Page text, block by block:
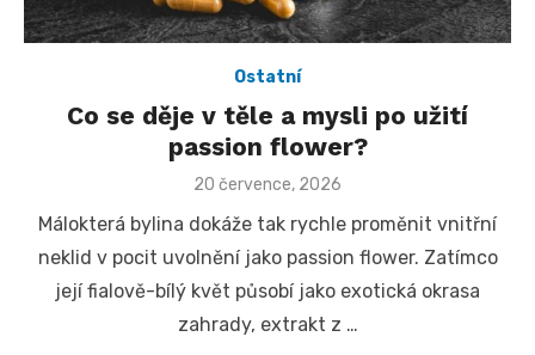
Ostatní
Co se děje v těle a mysli po užití
passion flower?
Posted
20 července, 2026
Málokterá bylina dokáže tak rychle proměnit vnitřní
neklid v pocit uvolnění jako passion flower. Zatímco
její fialově-bílý květ působí jako exotická okrasa
zahrady, extrakt z …